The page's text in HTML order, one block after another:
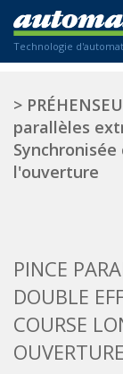
Technologie
Actionneurs
Actionneurs
Systèmes
>
parallèles
l'ouverture
PINCE
DOUBLE
COURSE
OUVERTURE